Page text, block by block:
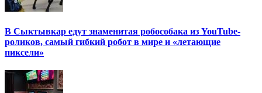
В Сыктывкар едут знаменитая робособака из YouTube-
роликов, самый гибкий робот в мире и «летающие
пиксели»